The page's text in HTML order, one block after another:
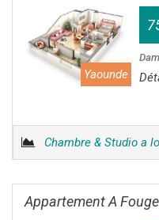
Yaounde
Chambre & Studio a
Appartement A